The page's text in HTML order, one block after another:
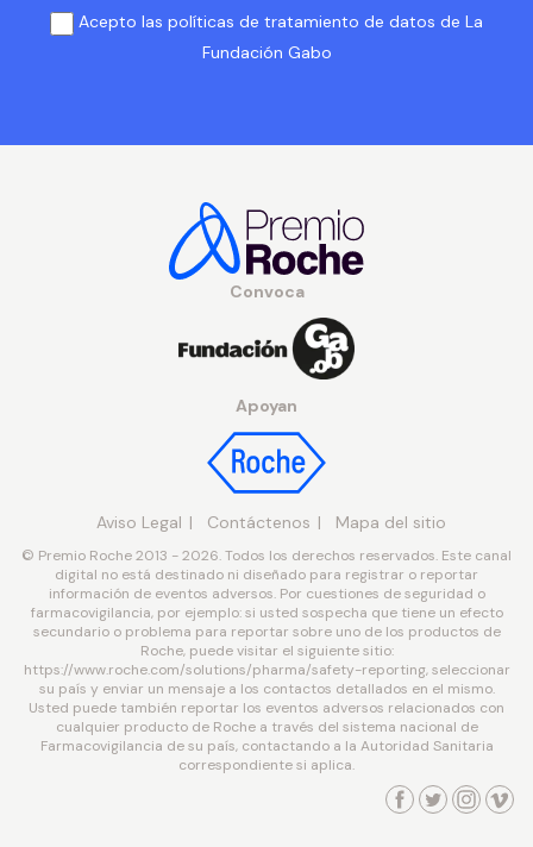
Acepto las políticas de tratamiento de datos de La
Fundación Gabo
Convoca
Apoyan
Aviso Legal Contáctenos Mapa del sitio
© Premio Roche 2013 - 2026. Todos los derechos reservados. Este canal
digital no está destinado ni diseñado para registrar o reportar
información de eventos adversos. Por cuestiones de seguridad o
farmacovigilancia, por ejemplo: si usted sospecha que tiene un efecto
secundario o problema para reportar sobre uno de los productos de
Roche, puede visitar el siguiente sitio:
https://www.roche.com/solutions/pharma/safety-reporting, seleccionar
su país y enviar un mensaje a los contactos detallados en el mismo.
Usted puede también reportar los eventos adversos relacionados con
cualquier producto de Roche a través del sistema nacional de
Farmacovigilancia de su país, contactando a la Autoridad Sanitaria
correspondiente si aplica.